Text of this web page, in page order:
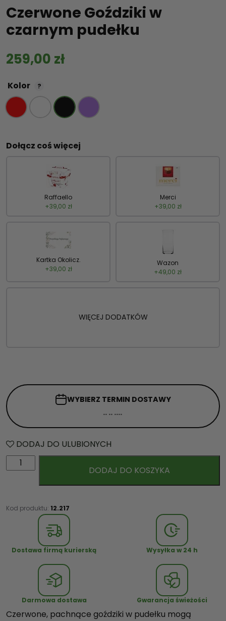
Czerwone Goździki w
czarnym pudełku
259,00 zł
Kolor ?
Dołącz coś więcej
Raffaello
+39,00 zł
Merci
+39,00 zł
Kartka Okolicz.
+39,00 zł
Wazon
+49,00 zł
WIĘCEJ DODATKÓW
WYBIERZ TERMIN DOSTAWY
DODAJ DO ULUBIONYCH
l
ć
G
DODAJ DO KOSZYKA
Kod produktu: 12.217
Dostawa firmą kurierską Wysyłka w 24 h
Darmowa dostawa Gwarancja świeżości
Czerwone, pachnące goździki w pudełku mogą